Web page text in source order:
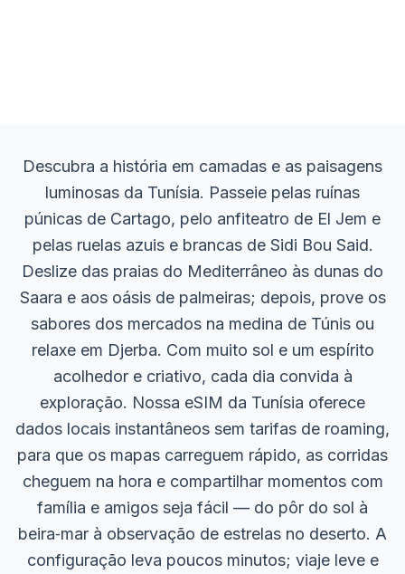
Descubra a história em camadas e as paisagens
luminosas da Tunísia. Passeie pelas ruínas
púnicas de Cartago, pelo anfiteatro de El Jem e
pelas ruelas azuis e brancas de Sidi Bou Said.
Deslize das praias do Mediterrâneo às dunas do
Saara e aos oásis de palmeiras; depois, prove os
sabores dos mercados na medina de Túnis ou
relaxe em Djerba. Com muito sol e um espírito
acolhedor e criativo, cada dia convida à
exploração. Nossa eSIM da Tunísia oferece
dados locais instantâneos sem tarifas de roaming,
para que os mapas carreguem rápido, as corridas
cheguem na hora e compartilhar momentos com
família e amigos seja fácil — do pôr do sol à
beira‑mar à observação de estrelas no deserto. A
configuração leva poucos minutos; viaje leve e